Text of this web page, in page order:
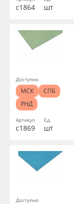
с1864 шт
Артикул
с1869
Ед.
шт
Доступно
МСК
СПБ
РНД
Доступно